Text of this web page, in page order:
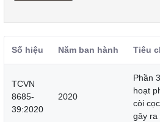
Số hiệu Năm ban hành Tiêu
TCVN
8685-
39:2020
2020
Phần
hoạt
còi
gây ra